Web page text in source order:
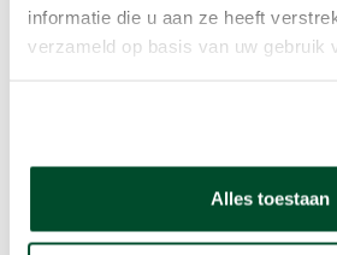
informatie die u aan ze heeft
verzameld op basis van uw gebruik
Alles toestaan